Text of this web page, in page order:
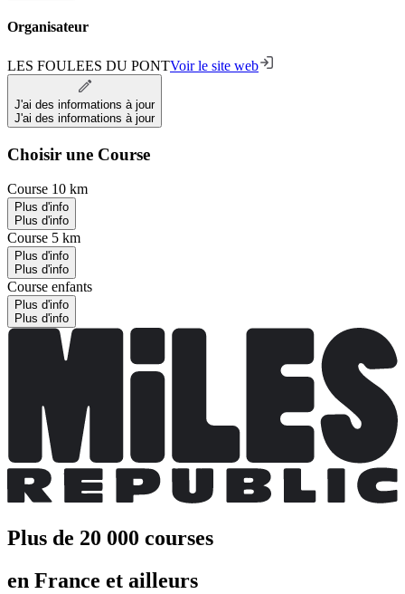
Organisateur
LES FOULEES DU PONTVoir le site web
J'ai des informations à jour
J'ai des informations à jour
Choisir une Course
Course 10 km
Plus d'info
Plus d'info
Course 5 km
Plus d'info
Plus d'info
Course enfants
Plus d'info
Plus d'info
Plus de 20 000 courses
en France et ailleurs